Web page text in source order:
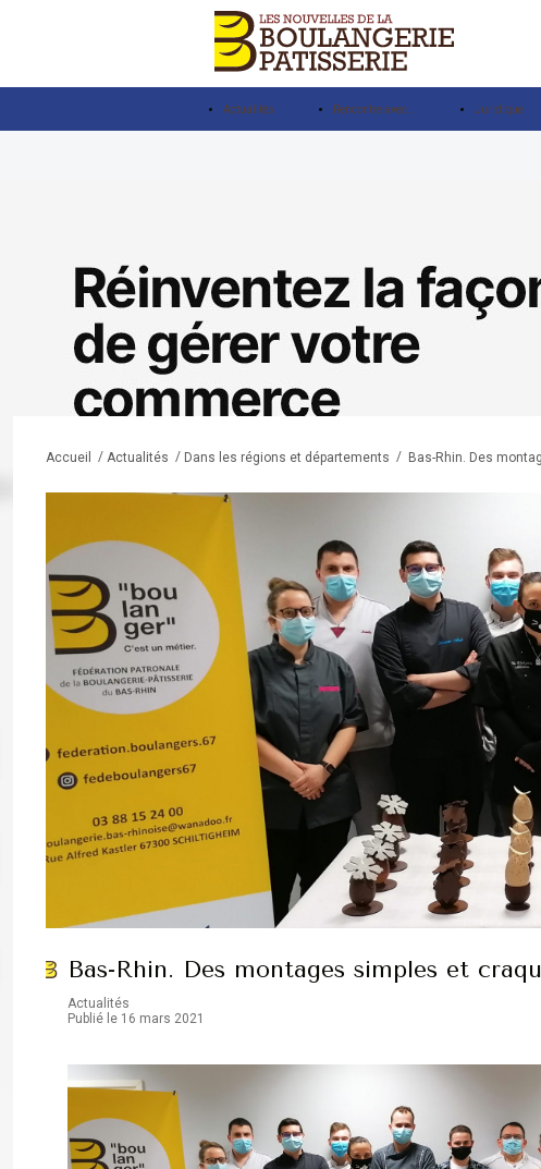
Actualités Rencontre avec… Juridique
Accueil / Actualités / Dans les régions et départements / Bas-Rhin. Des
Bas-Rhin. Des montages simples et
Actualités
Publié le 16 mars 2021